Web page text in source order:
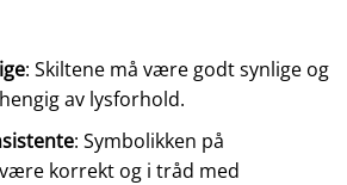
: Skiltene må være godt synlige og
av lysforhold.
: Symbolikken på
korrekt og i tråd med